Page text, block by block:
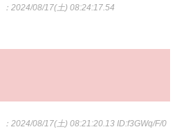
：2024/08/17(土) 08:24:17.54
：2024/08/17(土) 08:21:20.13 ID:f3GWq/F/0